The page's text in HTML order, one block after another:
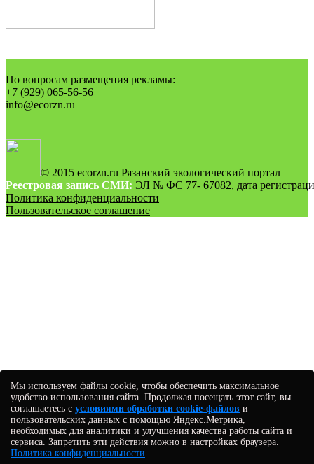
По вопросам размещения рекламы:
+7 (929) 065-56-56
info@ecorzn.ru
© 2015 ecorzn.ru Рязанский экологический портал
Реестровая запись СМИ: ЭЛ № ФС 77- 67082, дата
Политика конфиденциальности
Пользовательское соглашение
Мы используем файлы cookie, чтобы обеспечить максимальное
удобство использования сайта. Продолжая посещать этот сайт, вы
соглашаетесь с условиями обработки cookie-файлов и
пользовательских данных с помощью Яндекс.Метрика,
необходимых для аналитики и улучшения качества работы сайта и
сервиса. Запретить эти действия можно в настройках браузера.
Политика конфиденциальности